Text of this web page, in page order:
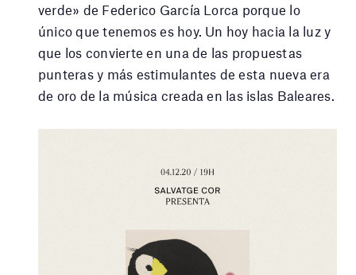
verde» de Federico García Lorca porque lo
único que tenemos es hoy. Un hoy hacia la luz y
que los convierte en una de las propuestas
punteras y más estimulantes de esta nueva era
de oro de la música creada en las islas Baleares.